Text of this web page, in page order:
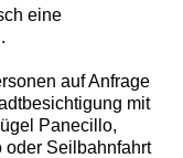
eine
auf Anfrage
mit
Panecillo,
oder Seilbahnfahrt